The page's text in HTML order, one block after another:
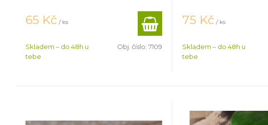
65 Kč / ks
Skladem – do 48h u
tebe
Obj. číslo: 7109
75 Kč / ks
Skladem – do 48h u
tebe